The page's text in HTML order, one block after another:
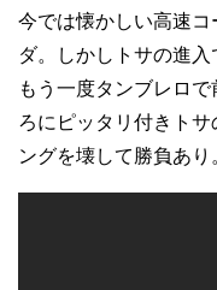
今では懐かしい高速
ダ。しかしトサの進入
もう一度タンブレロ
ろにピッタリ付きト
ングを壊して勝負あり